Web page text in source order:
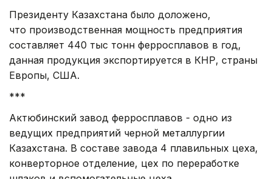
Президенту Казахстана было доложено,
что производственная мощность предприятия
составляет 440 тыс тонн ферросплавов в год,
данная продукция экспортируется в КНР, страны
Европы, США.
***
Актюбинский завод ферросплавов - одно из
ведущих предприятий черной металлургии
Казахстана. В составе завода 4 плавильных цеха,
конверторное отделение, цех по переработке